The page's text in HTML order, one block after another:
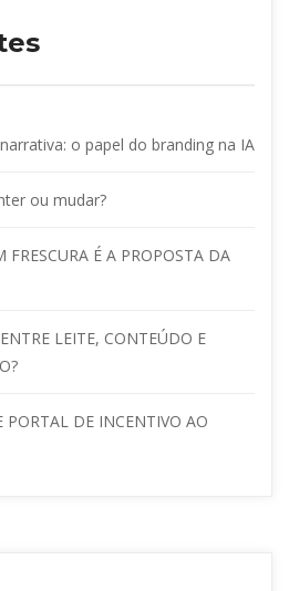
o papel do branding na IA
ou mudar?
FRESCURA É A PROPOSTA DA
LEITE, CONTEÚDO E
PORTAL DE INCENTIVO AO